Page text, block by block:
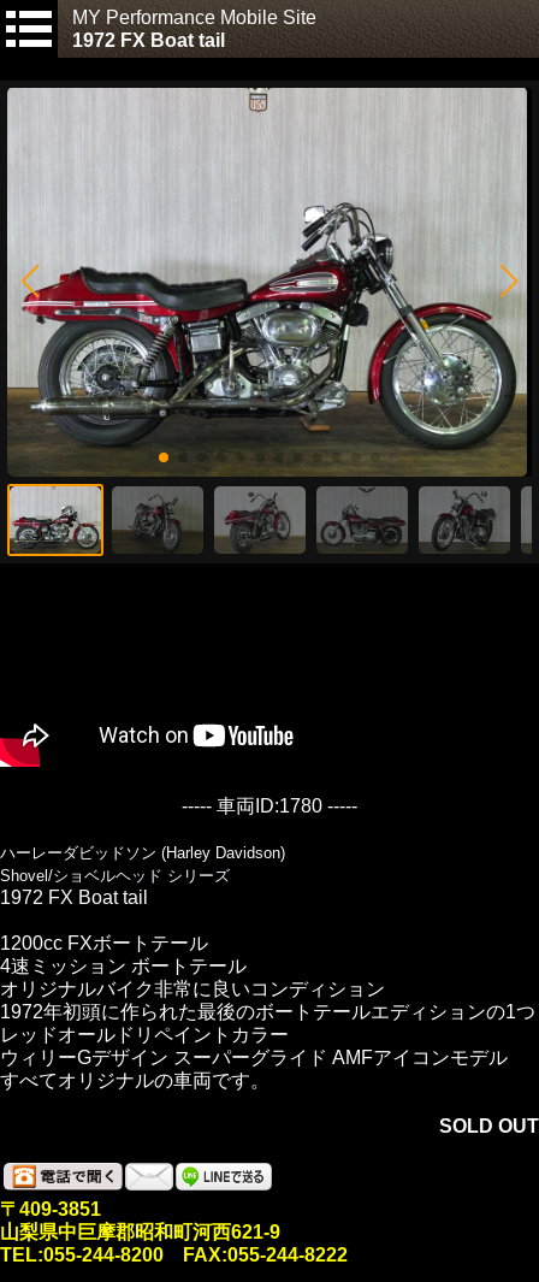
MY Performance Mobile Site
1972 FX Boat tail
----- 車両ID:1780 -----
ハーレーダビッドソン (Harley Davidson)
Shovel/ショベルヘッド シリーズ
1972 FX Boat tail
1200cc FXボートテール
4速ミッション ボートテール
オリジナルバイク非常に良いコンディション
1972年初頭に作られた最後のボートテールエディションの1つ
レッドオールドリペイントカラー
ウィリーGデザイン スーパーグライド AMFアイコンモデル
すべてオリジナルの車両です。
SOLD OUT
〒409-3851
山梨県中巨摩郡昭和町河西621-9
TEL:055-244-8200 FAX:055-244-8222